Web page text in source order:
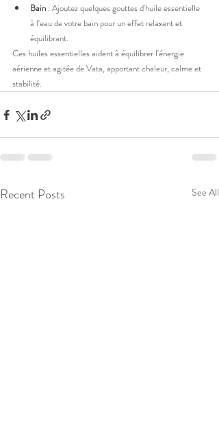
Bain : Ajoutez quelques gouttes d'huile essentielle
à l'eau de votre bain pour un effet relaxant et
équilibrant.
Ces huiles essentielles aident à équilibrer l'énergie
aérienne et agitée de Vata, apportant chaleur, calme et
stabilité.
Recent Posts See All